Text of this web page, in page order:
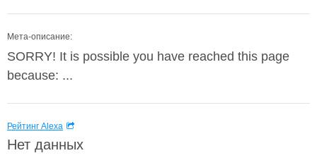
Мета-описание:
SORRY! It is possible you have reached this page
because: ...
Рейтинг Alexa
Нет данных